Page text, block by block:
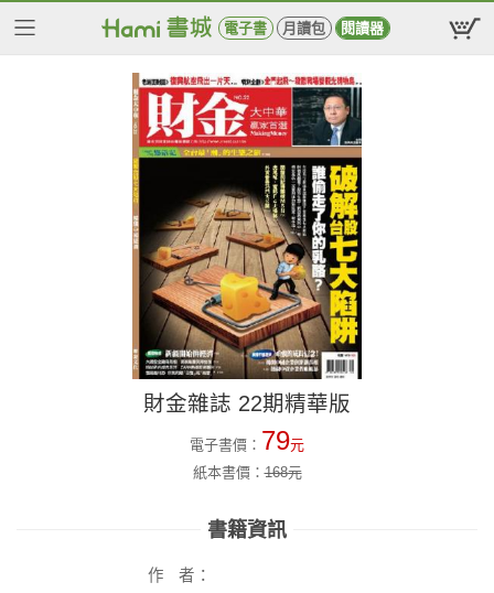
電子書 月讀包 閱讀器
財金雜誌 22期精華版
電子書價： 79元
紙本書價：168元
書籍資訊
作
者：